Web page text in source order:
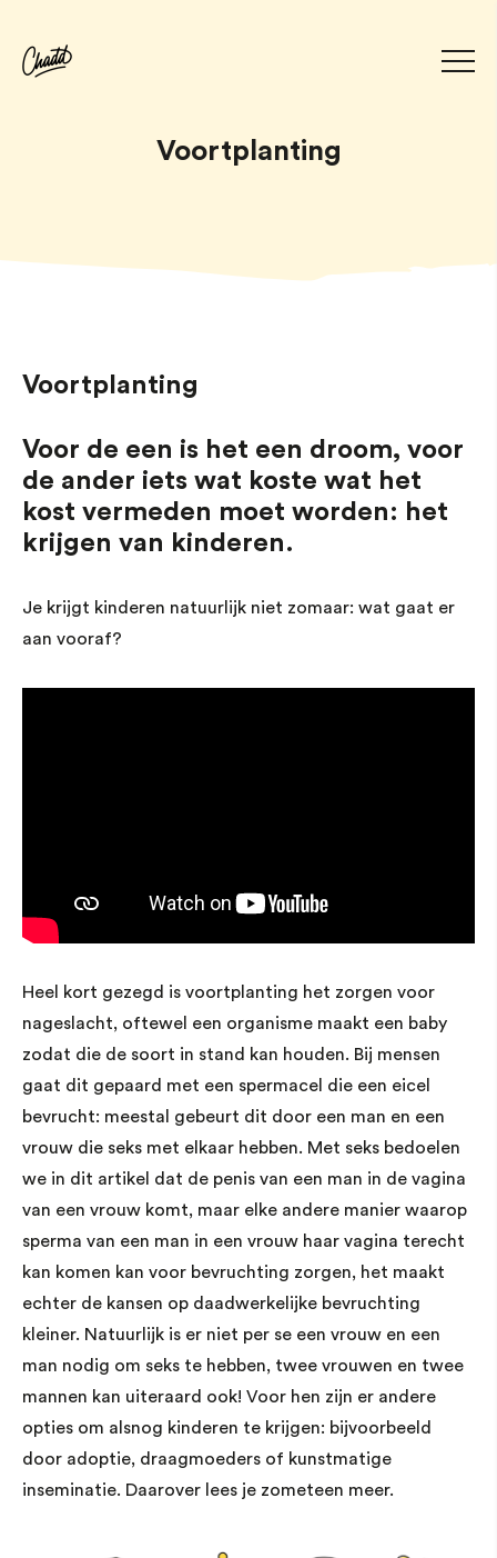
Voortplanting
Voortplanting
Voor de een is het een droom, voor
de ander iets wat koste wat het
kost vermeden moet worden: het
krijgen van kinderen.
Je krijgt kinderen natuurlijk niet zomaar: wat gaat er
aan vooraf?
Heel kort gezegd is voortplanting het zorgen voor
nageslacht, oftewel een organisme maakt een baby
zodat die de soort in stand kan houden. Bij mensen
gaat dit gepaard met een spermacel die een eicel
bevrucht: meestal gebeurt dit door een man en een
vrouw die seks met elkaar hebben. Met seks bedoelen
we in dit artikel dat de penis van een man in de vagina
van een vrouw komt, maar elke andere manier waarop
sperma van een man in een vrouw haar vagina terecht
kan komen kan voor bevruchting zorgen, het maakt
echter de kansen op daadwerkelijke bevruchting
kleiner. Natuurlijk is er niet per se een vrouw en een
man nodig om seks te hebben, twee vrouwen en twee
mannen kan uiteraard ook! Voor hen zijn er andere
opties om alsnog kinderen te krijgen: bijvoorbeeld
door adoptie, draagmoeders of kunstmatige
inseminatie. Daarover lees je zometeen meer.